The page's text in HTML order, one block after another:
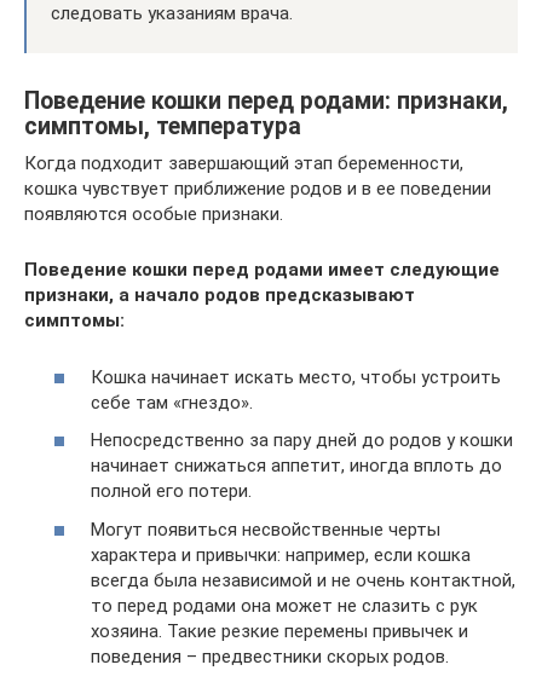
следовать указаниям врача.
Поведение кошки перед родами: признаки,
симптомы, температура
Когда подходит завершающий этап беременности,
кошка чувствует приближение родов и в ее поведении
появляются особые признаки.
Поведение кошки перед родами имеет следующие
признаки, а начало родов предсказывают
симптомы:
Кошка начинает искать место, чтобы устроить
себе там «гнездо».
Непосредственно за пару дней до родов у кошки
начинает снижаться аппетит, иногда вплоть до
полной его потери.
Могут появиться несвойственные черты
характера и привычки: например, если кошка
всегда была независимой и не очень контактной,
то перед родами она может не слазить с рук
хозяина. Такие резкие перемены привычек и
поведения – предвестники скорых родов.